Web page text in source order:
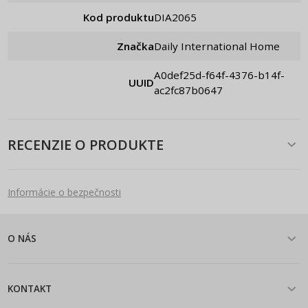
Kod produktu DIA2065
Značka Daily International Home
UUID
a0def25d-f64f-4376-b14f-
ac2fc87b0647
RECENZIE O PRODUKTE
Informácie o bezpečnosti
O NÁS
KONTAKT